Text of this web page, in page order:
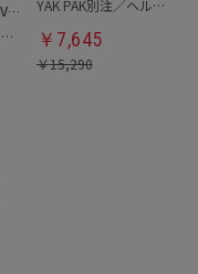
SUIT SQUARE／UNIVERSAL LANGUAGE
春夏／涼しい最高パンツ
YAK PAK別注／ヘルメットバッグ
￥ 7,645
￥15,290